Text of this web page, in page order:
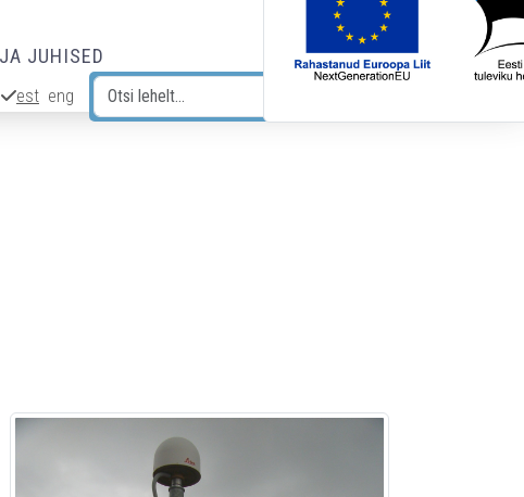
JUHISED
est eng